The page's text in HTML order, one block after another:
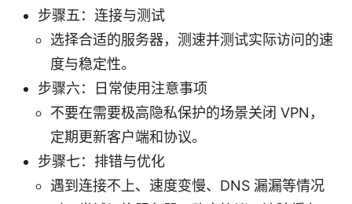
步骤五：连接与测试
选择合适的服务器，测速并测试实际访问的速
度与稳定性。
步骤六：日常使用注意事项
不要在需要极高隐私保护的场景关闭 VPN，
定期更新客户端和协议。
步骤七：排错与优化
遇到连接不上、速度变慢、DNS 漏漏等情况